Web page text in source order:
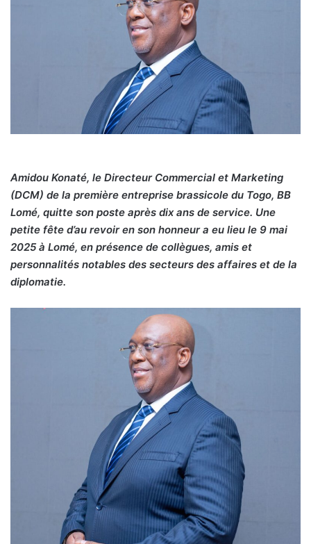
Amidou Konaté, le Directeur Commercial et Marketing
(DCM) de la première entreprise brassicole du Togo, BB
Lomé, quitte son poste après dix ans de service. Une
petite fête d’au revoir en son honneur a eu lieu le 9 mai
2025 à Lomé, en présence de collègues, amis et
personnalités notables des secteurs des affaires et de la
diplomatie.